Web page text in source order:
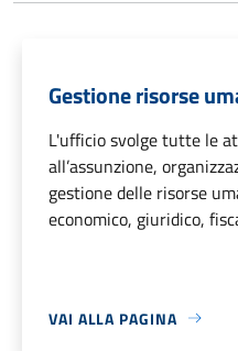
Gestione risorse
L'ufficio svolge tutte le
all’assunzione,
gestione delle risorse
economico, giuridico,
VAI ALLA PAGINA